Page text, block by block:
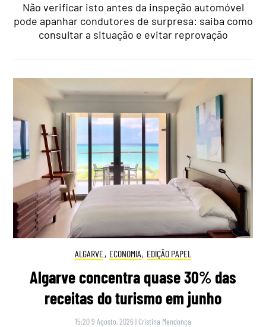
Não verificar isto antes da inspeção automóvel
pode apanhar condutores de surpresa: saiba como
consultar a situação e evitar reprovação
ALGARVE, ECONOMIA, EDIÇÃO PAPEL
Algarve concentra quase 30% das
receitas do turismo em junho
15:20 9 Agosto, 2026 | Cristina Mendonça